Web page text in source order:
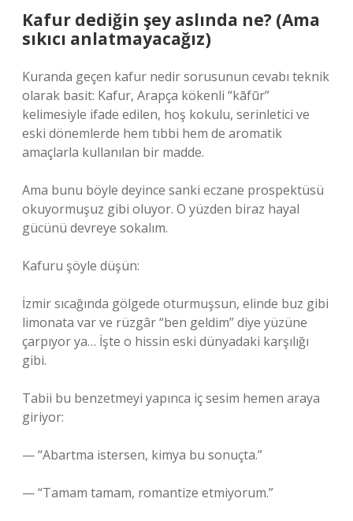
Kafur dediğin şey aslında ne? (Ama
sıkıcı anlatmayacağız)
Kuranda geçen kafur nedir sorusunun cevabı teknik
olarak basit: Kafur, Arapça kökenli “kāfūr”
kelimesiyle ifade edilen, hoş kokulu, serinletici ve
eski dönemlerde hem tıbbi hem de aromatik
amaçlarla kullanılan bir madde.
Ama bunu böyle deyince sanki eczane prospektüsü
okuyormuşuz gibi oluyor. O yüzden biraz hayal
gücünü devreye sokalım.
Kafuru şöyle düşün:
İzmir sıcağında gölgede oturmuşsun, elinde buz gibi
limonata var ve rüzgâr “ben geldim” diye yüzüne
çarpıyor ya… İşte o hissin eski dünyadaki karşılığı
gibi.
Tabii bu benzetmeyi yapınca iç sesim hemen araya
giriyor:
— “Abartma istersen, kimya bu sonuçta.”
— “Tamam tamam, romantize etmiyorum.”